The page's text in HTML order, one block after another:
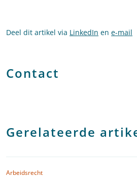
Deel dit artikel via LinkedIn en e-mail
Contact
Gerelateerde
Arbeidsrecht